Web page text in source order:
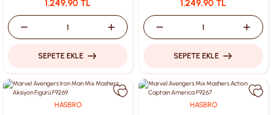
1.249,90 TL
SEPETE EKLE
1.249,90 TL
SEPETE EKLE
HASBRO HASBRO